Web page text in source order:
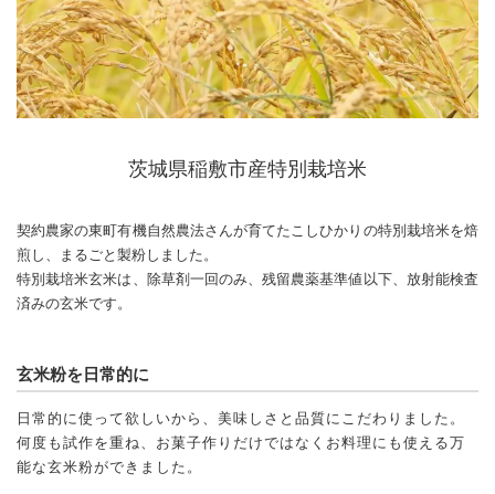
茨城県稲敷市産特別栽培米
契約農家の東町有機自然農法さんが育てたこしひかりの特別栽培米を焙
煎し、まるごと製粉しました。
特別栽培米玄米は、除草剤一回のみ、残留農薬基準値以下、放射能検査
済みの玄米です。
玄米粉を日常的に
日常的に使って欲しいから、美味しさと品質にこだわりました。
何度も試作を重ね、お菓子作りだけではなくお料理にも使える万
能な玄米粉ができました。